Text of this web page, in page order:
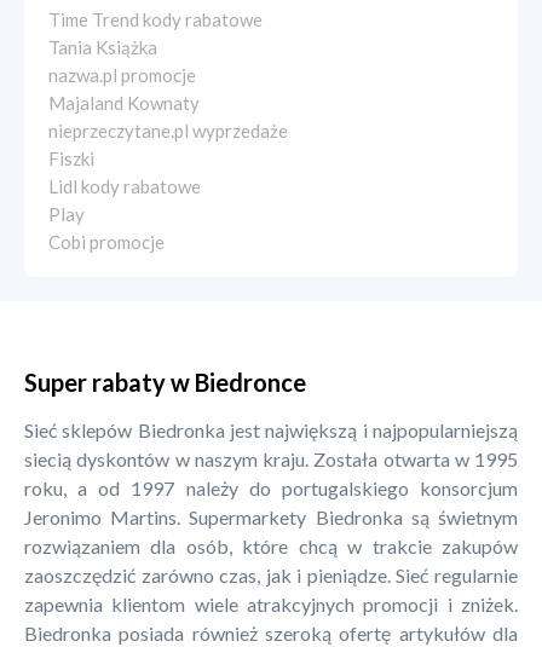
Time Trend kody rabatowe
Tania Książka
nazwa.pl promocje
Majaland Kownaty
nieprzeczytane.pl wyprzedaże
Fiszki
Lidl kody rabatowe
Play
Cobi promocje
Super rabaty w Biedronce
Sieć sklepów Biedronka jest największą i najpopularniejszą
siecią dyskontów w naszym kraju. Została otwarta w 1995
roku, a od 1997 należy do portugalskiego konsorcjum
Jeronimo Martins. Supermarkety Biedronka są świetnym
rozwiązaniem dla osób, które chcą w trakcie zakupów
zaoszczędzić zarówno czas, jak i pieniądze. Sieć regularnie
zapewnia klientom wiele atrakcyjnych promocji i zniżek.
Biedronka posiada również szeroką ofertę artykułów dla